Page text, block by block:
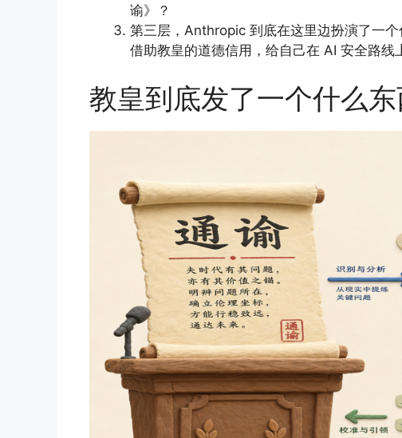
谕》？
第三层，Anthropic 到底在这里边扮演了一
借助教皇的道德信用，给自己在 AI 安全路线
教皇到底发了一个什么东